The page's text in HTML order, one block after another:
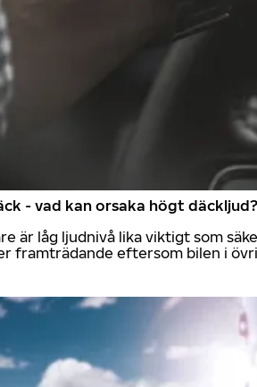
- vad kan orsaka högt däckljud?
är låg ljudnivå lika viktigt som
framträdande eftersom bilen i